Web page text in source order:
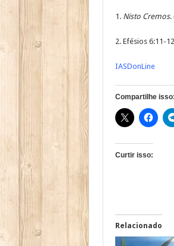
1. Nisto Cremos.
2. Efésios 6:11-
IASDonLine
Compartilhe isso:
Curtir isso:
Relacionado